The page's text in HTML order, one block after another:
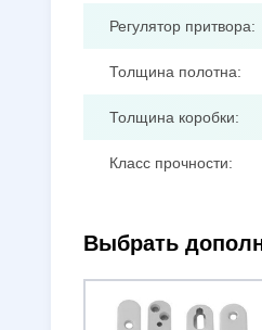
Регулятор притвора:
Толщина полотна:
Толщина коробки:
Класс прочности:
Выбрать